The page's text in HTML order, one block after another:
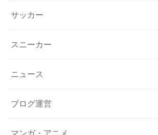
サッカー
スニーカー
ニュース
ブログ運営
マンガ・アニメ